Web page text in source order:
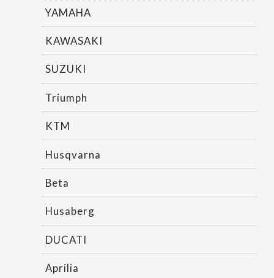
YAMAHA
KAWASAKI
SUZUKI
Triumph
KTM
Husqvarna
Beta
Husaberg
DUCATI
Aprilia